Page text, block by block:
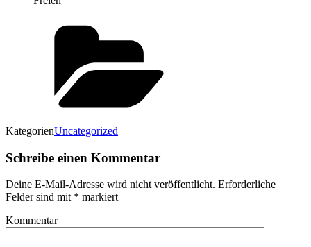
KategorienUncategorized
Schreibe einen Kommentar
Deine E-Mail-Adresse wird nicht veröffentlicht. Erforderliche
Felder sind mit * markiert
Kommentar